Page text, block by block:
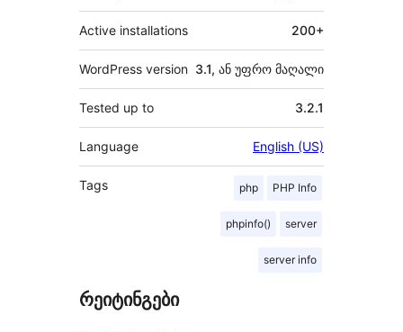
Active installations 200+
WordPress version 3.1, ან უფრო მაღალი
Tested up to 3.2.1
Language English (US)
Tags php PHP Info
phpinfo() server
server info
რეიტინგები